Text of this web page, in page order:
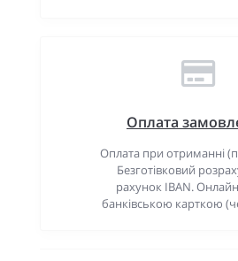
Оплата
Оплата при отриманні
Безготівковий
рахунок IBAN.
банківською карткою